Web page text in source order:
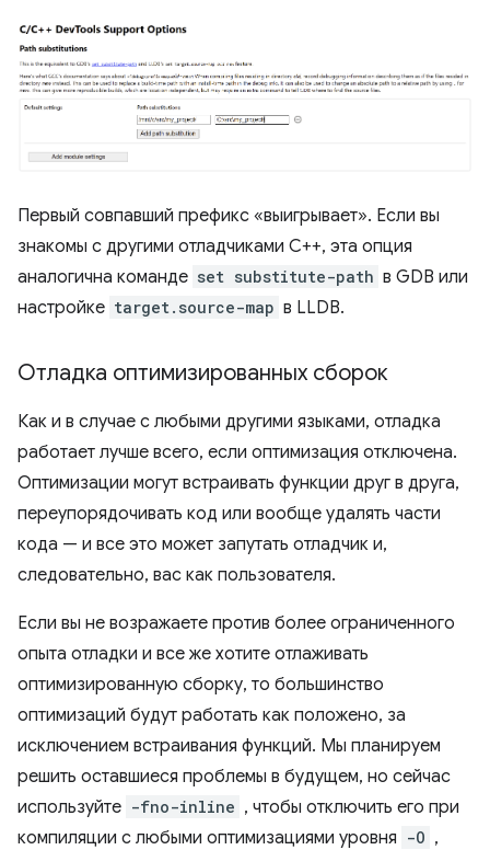
Первый совпавший префикс «выигрывает». Если вы
знакомы с другими отладчиками C++, эта опция
аналогична команде set substitute-path в GDB или
настройке target.source-map в LLDB.
Отладка оптимизированных сборок
Как и в случае с любыми другими языками, отладка
работает лучше всего, если оптимизация отключена.
Оптимизации могут встраивать функции друг в друга,
переупорядочивать код или вообще удалять части
кода — и все это может запутать отладчик и,
следовательно, вас как пользователя.
Если вы не возражаете против более ограниченного
опыта отладки и все же хотите отлаживать
оптимизированную сборку, то большинство
оптимизаций будут работать как положено, за
исключением встраивания функций. Мы планируем
решить оставшиеся проблемы в будущем, но сейчас
используйте -fno-inline , чтобы отключить его при
компиляции с любыми оптимизациями уровня -O ,